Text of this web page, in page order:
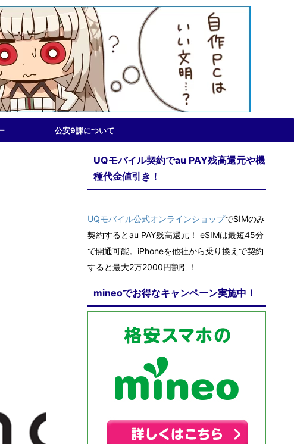
公安9課について
UQモバイル契約でau PAY残高還元や機
種代金値引き！
UQモバイル公式オンラインショップでSIMのみ
契約するとau PAY残高還元！ eSIMは最短45分
で開通可能。iPhoneを他社から乗り換えで契約
すると最大2万2000円割引！
mineoでお得なキャンペーン実施中！